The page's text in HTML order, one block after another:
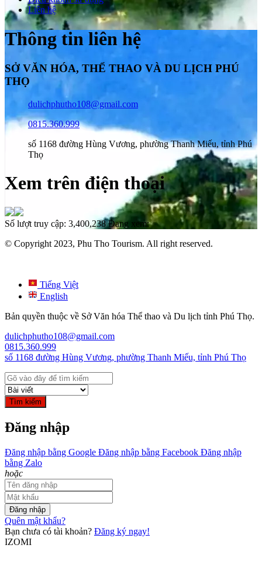
Liên hệ
Thông tin liên hệ
SỞ VĂN HÓA, THỂ THAO VÀ DU LỊCH PHÚ
THỌ
dulichphutho108@gmail.com
0815.360.999
số 1168 đường Hùng Vương, phường Thanh Miếu, tỉnh Phú
Thọ
Xem trên điện thoại
Số lượt truy cập: 3,400,238Đang xem:
© Copyright 2023, Phu Tho Tourism. All right reserved.
Tiếng Việt
English
Bản quyền thuộc về Sở Văn hóa Thể thao và Du lịch tỉnh Phú Thọ.
dulichphutho108@gmail.com
0815.360.999
số 1168 đường Hùng Vương, phường Thanh Miếu, tỉnh Phú Thọ
Tìm kiếm
Đăng nhập
Đăng nhập bằng Google Đăng nhập bằng Facebook Đăng nhập
bằng Zalo
hoặc
Đăng nhập
Quên mật khẩu?
Bạn chưa có tài khoản? Đăng ký ngay!
IZOMI